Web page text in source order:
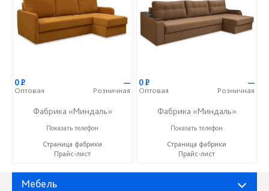
0Р
Оптовая
—
Розничная
Фабрика «Миндаль»
+7 (927) 630-62-82
Показать телефон
Страница фабрики
Прайс-лист
0Р
Оптовая
—
Розничная
Фабрика «Миндаль»
+7 (927) 630-62-82
Показать телефон
Страница фабрики
Прайс-лист
Мебель